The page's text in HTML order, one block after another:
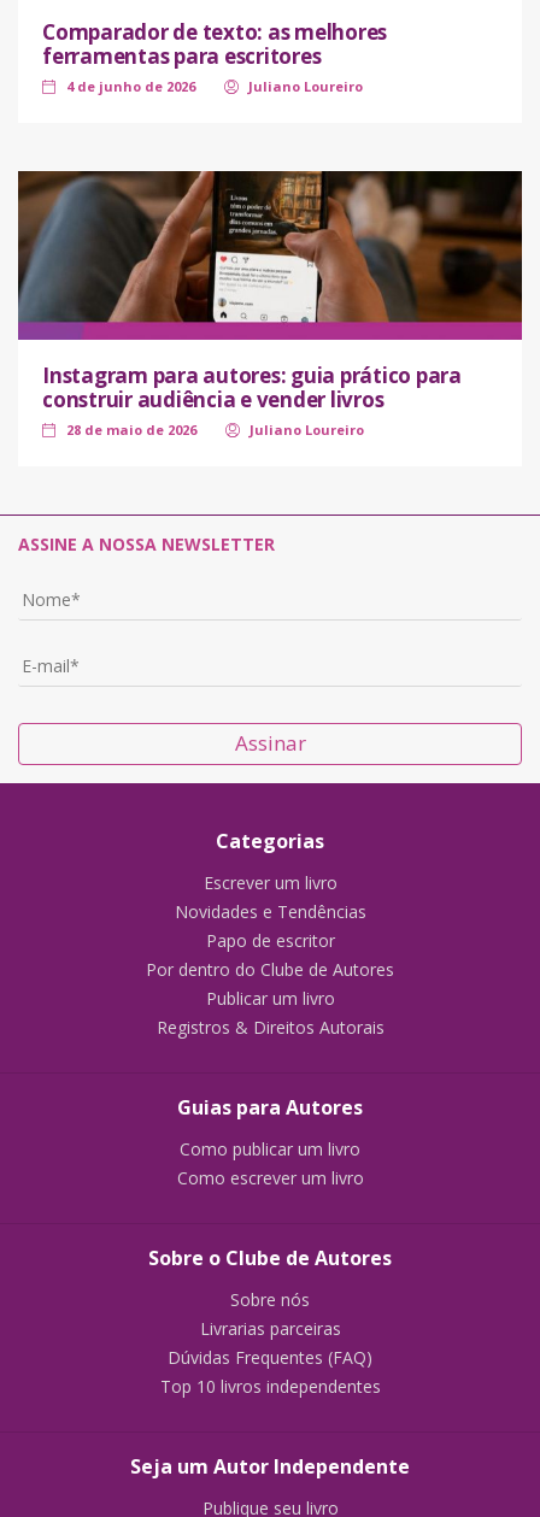
Comparador de texto: as melhores
ferramentas para escritores
4 de junho de 2026 Juliano Loureiro
Instagram para autores: guia prático para
construir audiência e vender livros
28 de maio de 2026 Juliano Loureiro
ASSINE A NOSSA NEWSLETTER
Assinar
Categorias
Escrever um livro
Novidades e Tendências
Papo de escritor
Por dentro do Clube de Autores
Publicar um livro
Registros & Direitos Autorais
Guias para Autores
Como publicar um livro
Como escrever um livro
Sobre o Clube de Autores
Sobre nós
Livrarias parceiras
Dúvidas Frequentes (FAQ)
Top 10 livros independentes
Seja um Autor Independente
Publique seu livro